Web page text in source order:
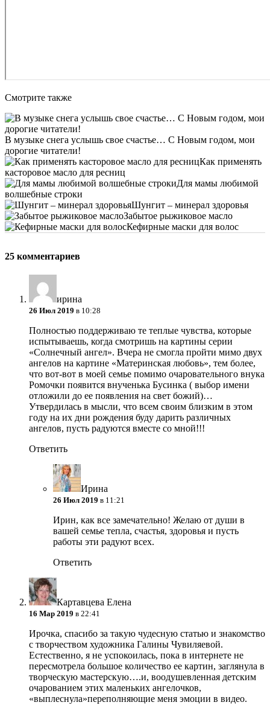
Смотрите также
В музыке снега услышь свое счастье… С Новым годом, мои
дорогие читатели!
Как применять
касторовое масло для ресниц
Для мамы любимой
волшебные строки
Шунгит – минерал здоровья
Забытое рыжиковое масло
Кефирные маски для волос
25 комментариев
ирина
26 Июл 2019 в 10:28
Полностью поддерживаю те теплые чувства, которые
испытываешь, когда смотришь на картины серии
«Солнечный ангел». Вчера не смогла пройти мимо двух
ангелов на картине «Материнская любовь», тем более,
что вот-вот в моей семье помимо очаровательного внука
Ромочки появится внученька Бусинка ( выбор имени
отложили до ее появления на свет божий)…
Утвердилась в мысли, что всем своим близким в этом
году на их дни рождения буду дарить различных
ангелов, пусть радуются вместе со мной!!!
Ответить
Ирина
26 Июл 2019 в 11:21
Ирин, как все замечательно! Желаю от души в
вашей семье тепла, счастья, здоровья и пусть
работы эти радуют всех.
Ответить
Картавцева Елена
16 Мар 2019 в 22:41
Ирочка, спасибо за такую чудесную статью и знакомство
с творчеством художника Галины Чувиляевой.
Естественно, я не успокоилась, пока в интернете не
пересмотрела большое количество ее картин, заглянула в
творческую мастерскую….и, воодушевленная детским
очарованием этих маленьких ангелочков,
«выплеснула»переполняющие меня эмоции в видео.